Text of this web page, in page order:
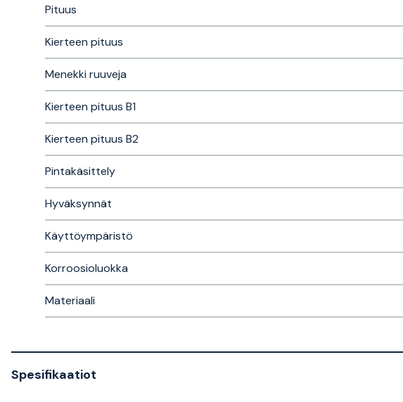
Pituus
Kierteen pituus
Menekki ruuveja
Kierteen pituus B1
Kierteen pituus B2
Pintakäsittely
Hyväksynnät
Käyttöympäristö
Korroosioluokka
Materiaali
Spesifikaatiot